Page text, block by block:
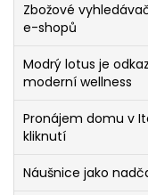
Zbožové
e-shopů
Modrý lotus je
moderní wellness
Pronájem domu v
kliknutí
Náušnice jako